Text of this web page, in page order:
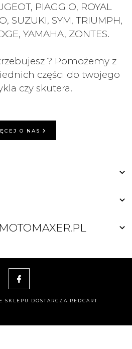
PIAGGIO, ROYAL
SUZUKI, SYM, TRIUMPH,
YAMAHA, ZONTES.
? Pomożemy z
części do twojego
czy skutera.
O NAS
SKLEPU DOSTARCZA REDCART